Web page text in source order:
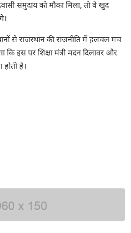
समुदाय को मौका मिला, तो वे खुद
से राजस्थान की राजनीति में हलचल मच
कि इस पर शिक्षा मंत्री मदन दिलावर और
होती है।